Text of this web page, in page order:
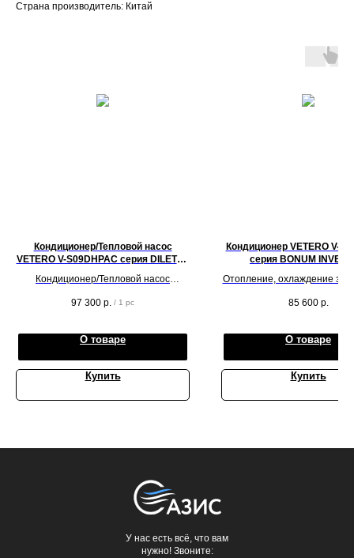
Страна производитель: Китай
Кондиционер/Тепловой насос
VETERO V-S09DHPAC серия DILETTO
Кондиционер/Тепловой насос
INVERTER. Цвет: белый. на
до 25 кв.м.
97 300 р. / 1 pc
О товаре
Купить
Кондиционер VETERO V-
серия BONUM
Отопление, охлаждение за
метров квадратных
85 600 р.
О товаре
Купить
У нас есть всё, что вам
нужно! Звоните: